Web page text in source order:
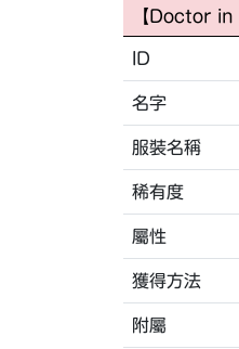
【Doctor in
ID
名字
服裝名稱
稀有度
屬性
獲得方法
附屬